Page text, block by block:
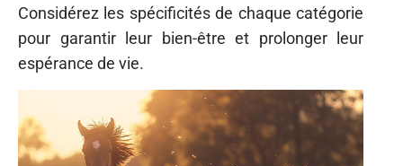
Considérez les spécificités de chaque catégorie
pour garantir leur bien-être et prolonger leur
espérance de vie.